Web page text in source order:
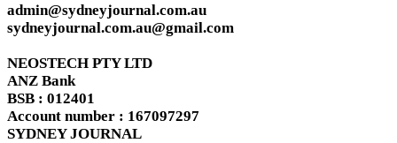
admin@sydneyjournal.com.au
sydneyjournal.com.au@gmail.com
NEOSTECH PTY LTD
ANZ Bank
BSB : 012401
Account number : 167097297
SYDNEY JOURNAL